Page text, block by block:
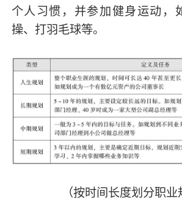
个人习惯，并参加健身运动，
操、打羽毛球等。
（按时间长度划分职业